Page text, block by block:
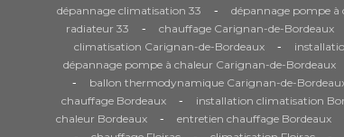
dépannage climatisation 33 - dépannage pompe à
radiateur 33
- chauffage Carignan-de-Bordeaux
climatisation Carignan-de-Bordeaux
-
dépannage pompe à chaleur Carignan-de-Bordeaux
- ballon thermodynamique Carignan-de-
chauffage Bordeaux
- installation climatisation
chaleur Bordeaux
- entretien chauffage Bordeaux